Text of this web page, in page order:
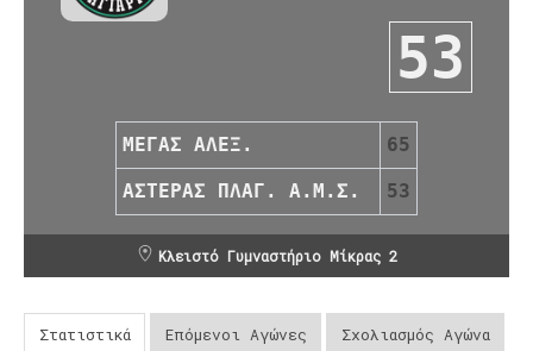
53
ΜΕΓΑΣ ΑΛΕΞ. 65
ΑΣΤΕΡΑΣ ΠΛΑΓ. Α.Μ.Σ. 53
Κλειστό Γυμναστήριο Μίκρας 2
Στατιστικά Επόμενοι Αγώνες Σχολιασμός Αγώνα